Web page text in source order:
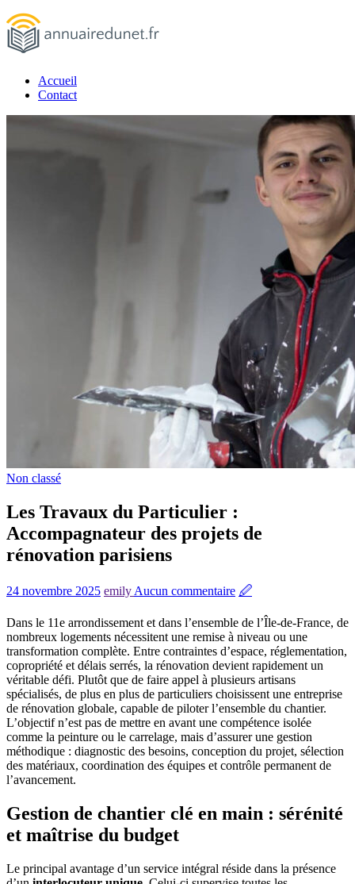
Passer
au
contenu
annuairedunet.fr
Accueil
Contact
Non classé
Les Travaux du Particulier :
Accompagnateur des projets de
rénovation parisiens
24 novembre 2025 emily Aucun commentaire 🖉
Dans le 11e arrondissement et dans l’ensemble de l’Île-de-France, de
nombreux logements nécessitent une remise à niveau ou une
transformation complète. Entre contraintes d’espace, réglementation,
copropriété et délais serrés, la rénovation devient rapidement un
véritable défi. Plutôt que de faire appel à plusieurs artisans
spécialisés, de plus en plus de particuliers choisissent une entreprise
de rénovation globale, capable de piloter l’ensemble du chantier.
L’objectif n’est pas de mettre en avant une compétence isolée
comme la peinture ou le carrelage, mais d’assurer une gestion
méthodique : diagnostic des besoins, conception du projet, sélection
des matériaux, coordination des équipes et contrôle permanent de
l’avancement.
Gestion de chantier clé en main : sérénité
et maîtrise du budget
Le principal avantage d’un service intégral réside dans la présence